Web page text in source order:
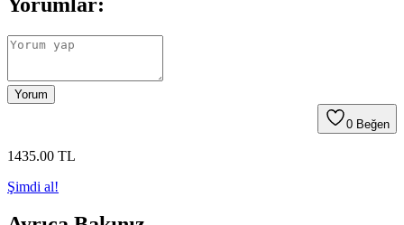
Yorum
0 Beğen
1435.00 TL
Şimdi al!